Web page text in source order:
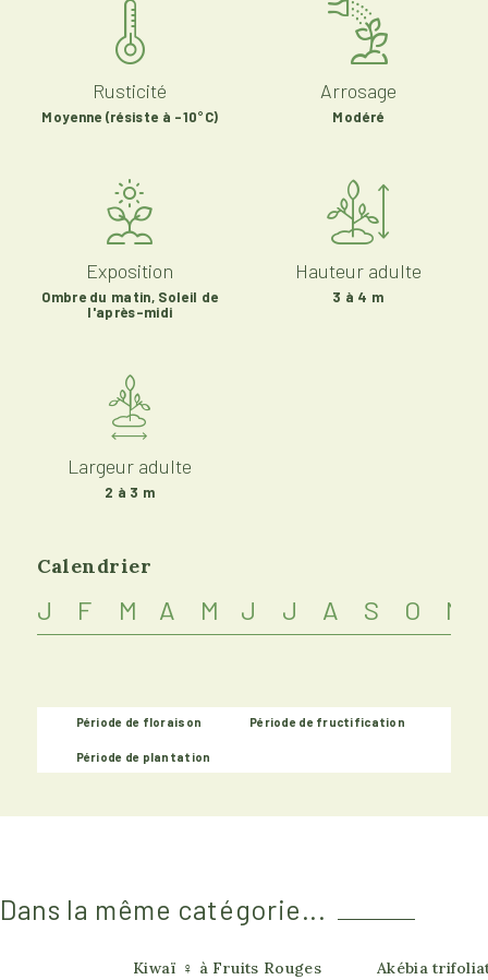
Hauteur adulte
3 à 4 m
Largeur adulte
2 à 3 m
Rusticité
Moyenne (résiste à -10°C)
Arrosage
Modéré
Exposition
Ombre du matin, Soleil de
l'après-midi
Calendrier
J F M A M J J A S O N
Période de floraison Période de fructification
Période de plantation
Dans la même catégorie...
Kiwaï ♀ à Fruits Rouges
Produit
Akébia